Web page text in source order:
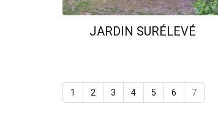
JARDIN SURÉLEVÉ
1 2 3 4 5 6 7